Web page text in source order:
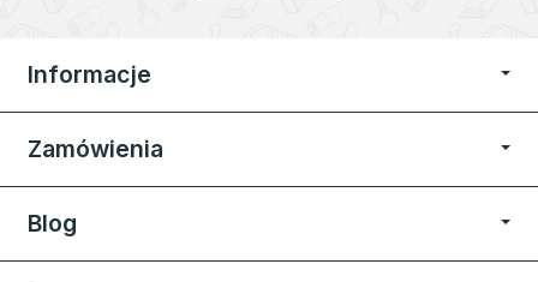
Informacje
Zamówienia
Blog